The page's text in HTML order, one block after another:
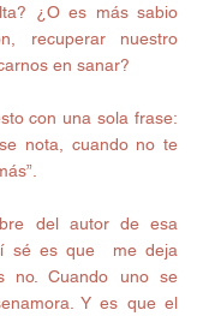
¿O es más sabio
recuperar nuestro
en sanar?
con una sola frase:
nota, cuando no te
del autor de esa
sé es que  me deja
no. Cuando uno se
Y es que el